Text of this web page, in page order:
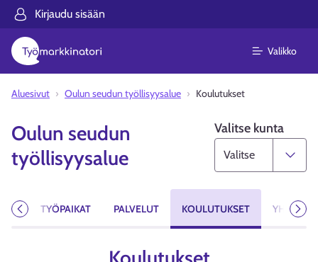
Kirjaudu sisään
Valikko
Aluesivut Oulun seudun työllisyysalue Koulutukset
Oulun seudun
työllisyysalue
Valitse kunta
TYÖPAIKAT PALVELUT KOULUTUKSET
Edellinen